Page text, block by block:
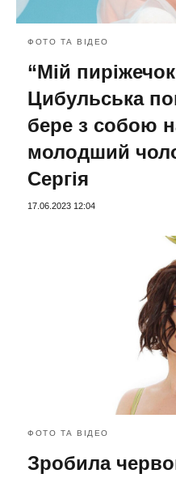
ФОТО ТА ВІДЕО
“Мій
Цибульська
бере з собою
молодший
Сергія
17.06.2023 12:04
ФОТО ТА ВІДЕО
Зробила